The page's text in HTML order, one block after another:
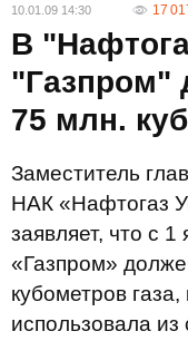
10.01.09 14:30 17
В
"Газпром"
75 млн.
Заместитель
НАК «Нафтогаз
заявляет, что с
«Газпром»
кубометров
использовала